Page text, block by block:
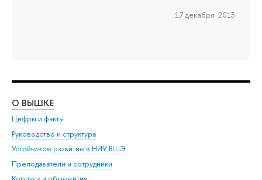
17 декабря 2013
О ВЫШКЕ
Цифры и факты
Руководство и структура
Устойчивое развитие в НИУ ВШЭ
Преподаватели и сотрудники